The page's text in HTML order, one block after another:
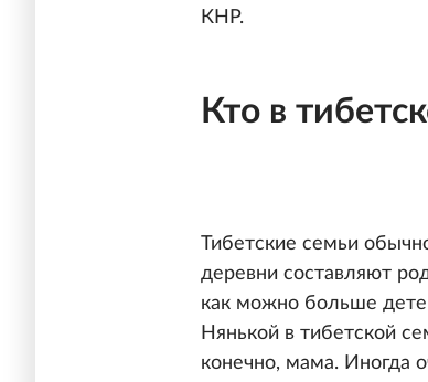
КНР.
Кто в
Тибетские семьи
деревни составляют
как можно больше
Нянькой в тибетской
конечно, мама. Иногда